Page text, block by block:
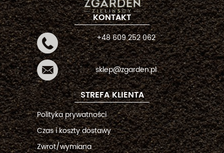
KONTAKT
+48 609 252 062
sklep@zgarden.pl
STREFA KLIENTA
Polityka prywatności
Czas i koszty dostawy
Zwrot/wymiana